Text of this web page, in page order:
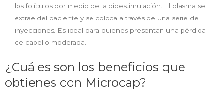
los folículos por medio de la bioestimulación. El plasma se
extrae del paciente y se coloca a través de una serie de
inyecciones. Es ideal para quienes presentan una pérdida
de cabello moderada.
¿Cuáles son los beneficios que
obtienes con Microcap?